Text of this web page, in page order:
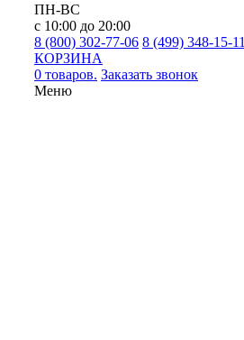
ПН-ВС
с 10:00 до 20:00
8 (800) 302-77-06 8 (499) 348-15-11
КОРЗИНА
0 товаров. Заказать звонок
Меню